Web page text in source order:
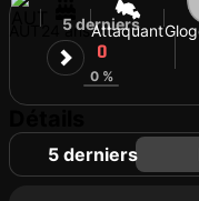
24 ansAttaquant
5 derniers
0
0 %
5 derniers